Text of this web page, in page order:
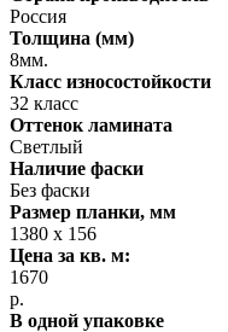
Россия
Толщина (мм)
8мм.
Класс износостойкости
32 класс
Оттенок ламината
Светлый
Наличие фаски
Без фаски
Размер планки, мм
1380 x 156
Цена за кв. м:
1670
р.
В одной упаковке